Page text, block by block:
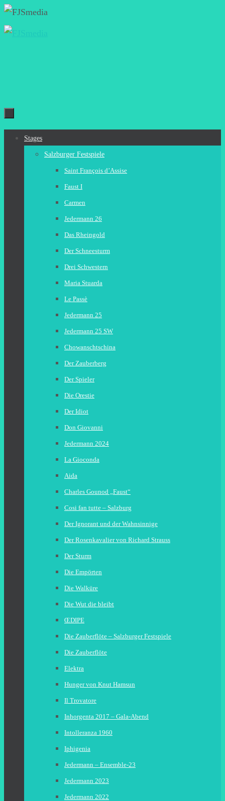
Zum
Inhalt
Zum
Stages
Salzburger Festspiele
Saint François d’Assise
Faust I
Carmen
Jedermann 26
Das Rheingold
Der Schneesturm
Drei Schwestern
Maria Stuarda
Le Passè
Jedermann 25
Jedermann 25 SW
Chowanschtschina
Der Zauberberg
Der Spieler
Die Orestie
Der Idiot
Don Giovanni
Jedermann 2024
La Gioconda
Aida
Charles Gounod „Faust“
Cosi fan tutte – Salzburg
Der Ignorant und der Wahnsinnige
Der Rosenkavalier von Richard Strauss
Der Sturm
Die Empörten
Die Walküre
Die Wut die bleibt
ŒDIPE
Die Zauberflöte – Salzburger Festspiele
Die Zauberflöte
Elektra
Hunger von Knut Hamsun
Il Trovatore
Inhorgenta 2017 – Gala-Abend
Intolleranza 1960
Iphigenia
Jedermann – Ensemble-23
Jedermann 2023
Jedermann 2022